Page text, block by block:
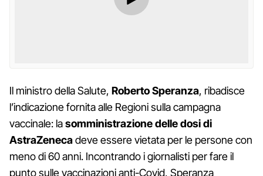
Il ministro della Salute, Roberto Speranza, ribadisce
l’indicazione fornita alle Regioni sulla campagna
vaccinale: lasomministrazione delle dosi di
AstraZenecadeve essere vietata per le persone con
meno di 60 anni. Incontrando i giornalisti per fare il
punto sulle vaccinazioni anti-Covid, Speranza